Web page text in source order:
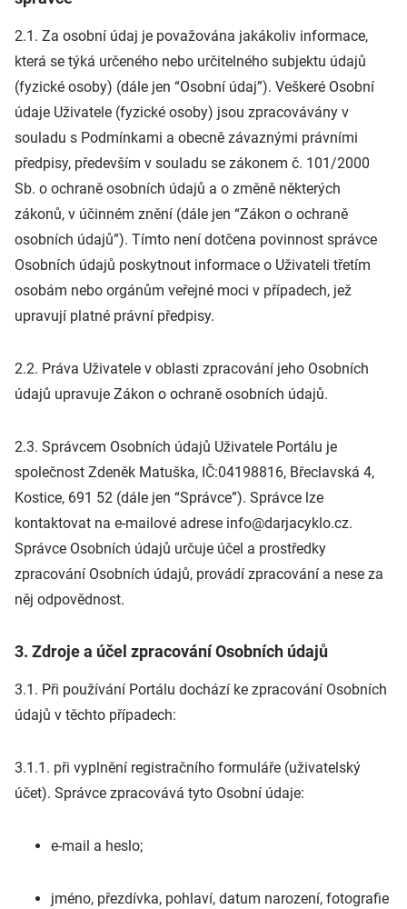
2.1. Za osobní údaj je považována jakákoliv informace,
která se týká určeného nebo určitelného subjektu údajů
(fyzické osoby) (dále jen “Osobní údaj”). Veškeré Osobní
údaje Uživatele (fyzické osoby) jsou zpracovávány v
souladu s Podmínkami a obecně závaznými právními
předpisy, především v souladu se zákonem č. 101/2000
Sb. o ochraně osobních údajů a o změně některých
zákonů, v účinném znění (dále jen “Zákon o ochraně
osobních údajů”). Tímto není dotčena povinnost správce
Osobních údajů poskytnout informace o Uživateli třetím
osobám nebo orgánům veřejné moci v případech, jež
upravují platné právní předpisy.
2.2. Práva Uživatele v oblasti zpracování jeho Osobních
údajů upravuje Zákon o ochraně osobních údajů.
2.3. Správcem Osobních údajů Uživatele Portálu je
společnost Zdeněk Matuška, IČ:04198816, Břeclavská 4,
Kostice, 691 52 (dále jen “Správce”). Správce lze
kontaktovat na e-mailové adrese info@darjacyklo.cz.
Správce Osobních údajů určuje účel a prostředky
zpracování Osobních údajů, provádí zpracování a nese za
něj odpovědnost.
3. Zdroje a účel zpracování Osobních údajů
3.1. Při používání Portálu dochází ke zpracování Osobních
údajů v těchto případech:
3.1.1. při vyplnění registračního formuláře (uživatelský
účet). Správce zpracovává tyto Osobní údaje:
e-mail a heslo;
jméno, přezdívka, pohlaví, datum narození, fotografie